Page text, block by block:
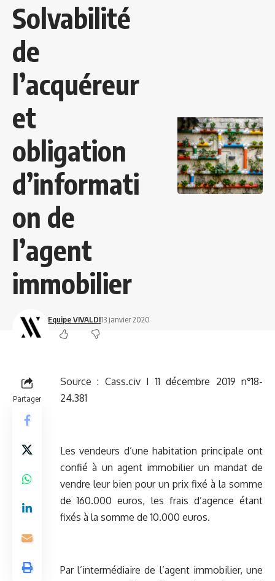
Solvabilité
de
l’acquéreur
et
obligation
d’informati
on de
l’agent
immobilier
Equipe VIVALDI13 janvier 2020
Partager
Source : Cass.civ I 11 décembre 2019 n°18-
24.381
Les vendeurs d’une habitation principale ont
confié à un agent immobilier un mandat de
vendre leur bien pour un prix fixé à la somme
de 160.000 euros, les frais d’agence étant
fixés à la somme de 10.000 euros.
Par l’intermédiaire de l’agent immobilier, une